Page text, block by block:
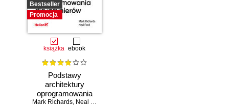
Bestseller
Promocja
książka ebook
Podstawy
architektury
oprogramowania
dla inżynierów.
Mark Richards, Neal Ford